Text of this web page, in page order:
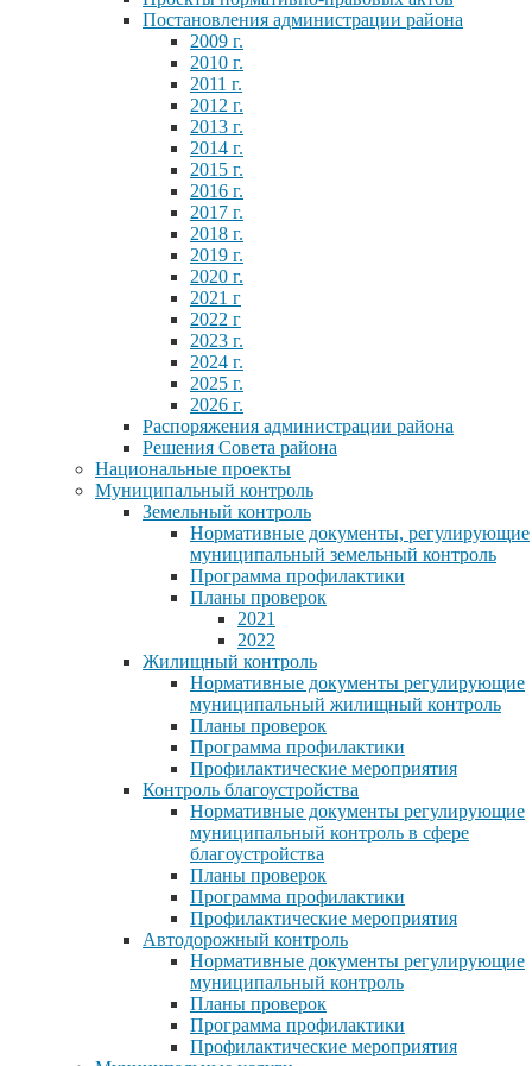
Постановления администрации района
2009 г.
2010 г.
2011 г.
2012 г.
2013 г.
2014 г.
2015 г.
2016 г.
2017 г.
2018 г.
2019 г.
2020 г.
2021 г
2022 г
2023 г.
2024 г.
2025 г.
2026 г.
Распоряжения администрации района
Решения Совета района
Национальные проекты
Муниципальный контроль
Земельный контроль
Нормативные документы, регулирующие
муниципальный земельный контроль
Программа профилактики
Планы проверок
2021
2022
Жилищный контроль
Нормативные документы регулирующие
муниципальный жилищный контроль
Планы проверок
Программа профилактики
Профилактические мероприятия
Контроль благоустройства
Нормативные документы регулирующие
муниципальный контроль в сфере
благоустройства
Планы проверок
Программа профилактики
Профилактические мероприятия
Автодорожный контроль
Нормативные документы регулирующие
муниципальный контроль
Планы проверок
Программа профилактики
Профилактические мероприятия